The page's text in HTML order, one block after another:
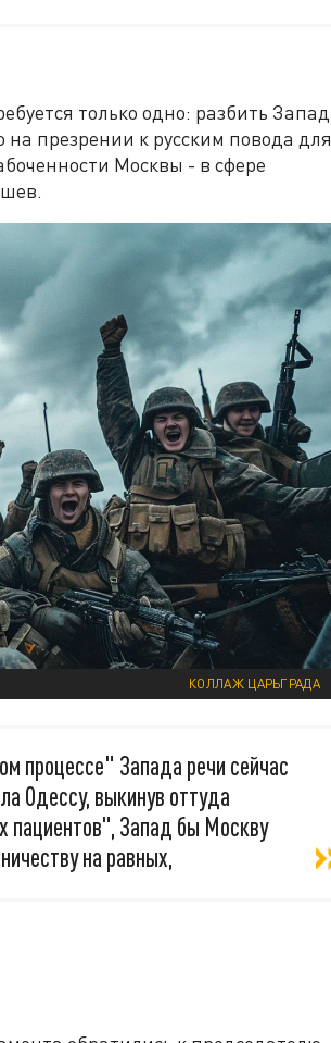
только одно: разбить Запад
презрении к русским повода для
Москвы - в сфере
КОЛЛАЖ ЦАРЬГРАДА
процессе" Запада речи сейчас
Одессу, выкинув оттуда
пациентов", Запад бы Москву
на равных,